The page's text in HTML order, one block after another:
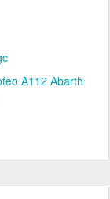
A112 Abarth